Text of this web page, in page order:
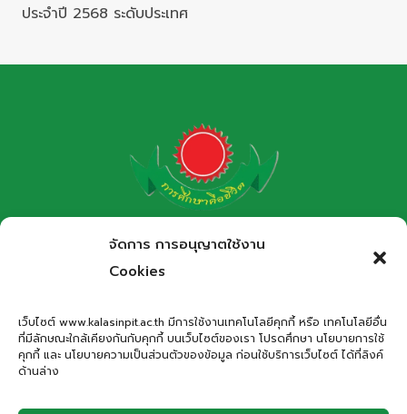
จัดการ การอนุญาตใช้งาน
Cookies
เว็บไซต์ www.kalasinpit.ac.th มีการใช้งานเทคโนโลยีคุกกี้ หรือ เทคโนโลยีอื่น
ที่มีลักษณะใกล้เคียงกันกับคุกกี้ บนเว็บไซต์ของเรา โปรดศึกษา นโยบายการใช้
คุกกี้ และ นโยบายความเป็นส่วนตัวของข้อมูล ก่อนใช้บริการเว็บไซต์ ได้ที่ลิงค์
ด้านล่าง
ประจำปี 2568 ระดับประเทศ
โรงเรียนกาฬสินธุ์พิทยาสรรพ์
สำนักงานเขตพื้นที่การศึกษามัธยมศึกษากาฬสินธุ์
ที่อยู่: เลขที่ 66 ถนนอรรถเปศล ตำบลกาฬสินธุ์ อำเภอเมือง
กาฬสินธุ์ จังหวัดกาฬสินธุ์ 46000